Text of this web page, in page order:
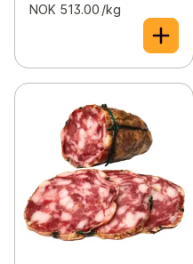
NOK 513.00 /kg